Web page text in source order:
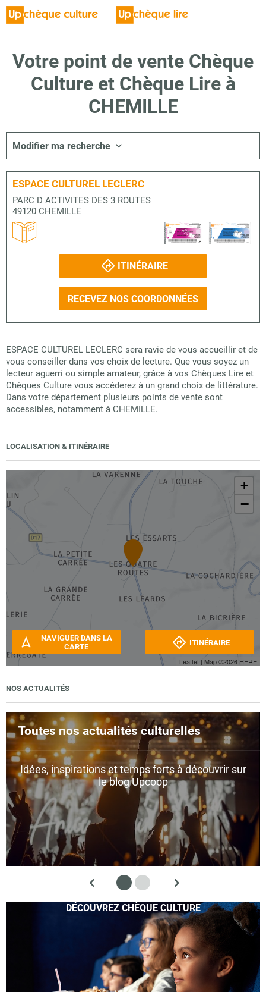
Votre point de vente Chèque
Culture et Chèque Lire à
CHEMILLE
Modifier ma recherche
ESPACE CULTUREL LECLERC
PARC D ACTIVITES DES 3 ROUTES
49120 CHEMILLE
ITINÉRAIRE
RECEVEZ NOS COORDONNÉES
ESPACE CULTUREL LECLERC sera ravie de vous accueillir et de
vous conseiller dans vos choix de lecture. Que vous soyez un
lecteur aguerri ou simple amateur, grâce à vos Chèques Lire et
Chèques Culture vous accéderez à un grand choix de littérature.
Dans votre département plusieurs points de vente sont
accessibles, notamment à CHEMILLE.
LOCALISATION & ITINÉRAIRE
+
−
Leaflet | Map ©2026 HERE
NAVIGUER DANS LA
CARTE
ITINÉRAIRE
NOS ACTUALITÉS
Toutes nos actualités culturelles
Idées, inspirations et temps forts à découvrir sur
le blog Upcoop
DÉCOUVREZ CHÈQUE CULTURE